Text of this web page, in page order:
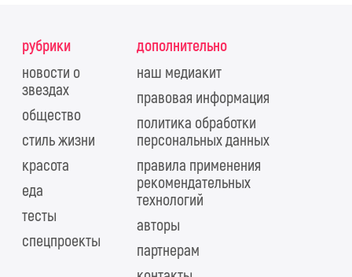
рубрики
новости о
звездах
общество
стиль жизни
красота
еда
тесты
спецпроекты
дополнительно
наш медиакит
правовая информация
политика обработки
персональных данных
правила применения
рекомендательных
технологий
авторы
партнерам